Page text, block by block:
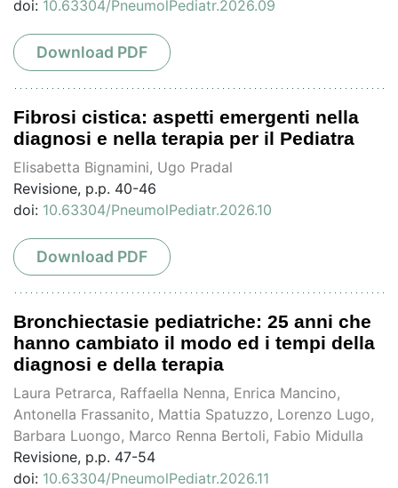
doi: 10.63304/PneumolPediatr.2026.09
Download PDF
Fibrosi cistica: aspetti emergenti nella
diagnosi e nella terapia per il Pediatra
Elisabetta Bignamini, Ugo Pradal
Revisione, p.p. 40-46
doi: 10.63304/PneumolPediatr.2026.10
Download PDF
Bronchiectasie pediatriche: 25 anni che
hanno cambiato il modo ed i tempi della
diagnosi e della terapia
Laura Petrarca, Raffaella Nenna, Enrica Mancino,
Antonella Frassanito, Mattia Spatuzzo, Lorenzo Lugo,
Barbara Luongo, Marco Renna Bertoli, Fabio Midulla
Revisione, p.p. 47-54
doi: 10.63304/PneumolPediatr.2026.11